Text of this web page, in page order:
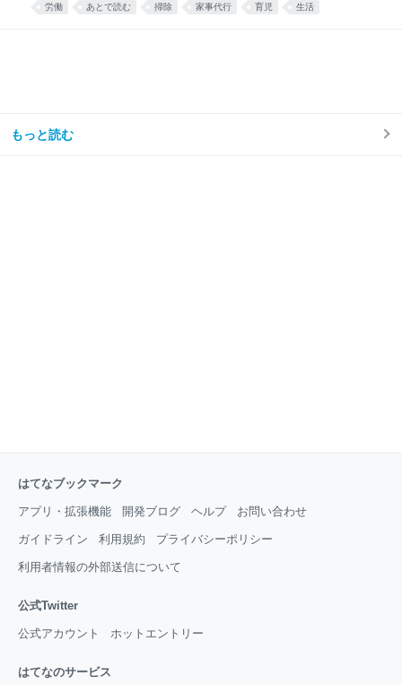
なくなり、トイレ掃除は頻度が半分くらいになった。
が1人。 毎日時間との戦い。 私は仕事終わりに家事を
楽しくテキパキとできる方ではない。ついだらけてし
労働 あとで読む 掃除 家事代行 育児 生活
もっと読む
はてなブックマーク
アプリ・拡張機能 開発ブログ ヘルプ お問い合わせ
ガイドライン 利用規約 プライバシーポリシー
利用者情報の外部送信について
公式Twitter
公式アカウント ホットエントリー
はてなのサービス